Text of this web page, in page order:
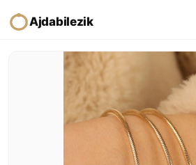
Ajdabilezik